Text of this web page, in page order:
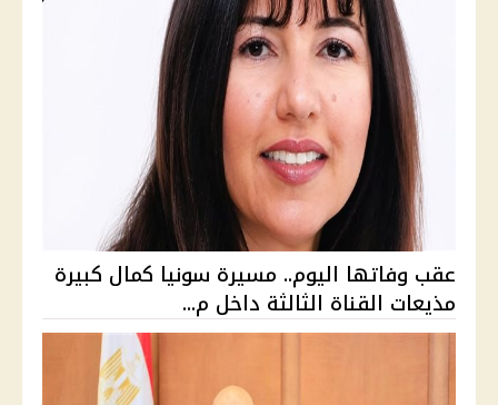
عقب وفاتها اليوم.. مسيرة سونيا كمال كبيرة
مذيعات القناة الثالثة داخل م...